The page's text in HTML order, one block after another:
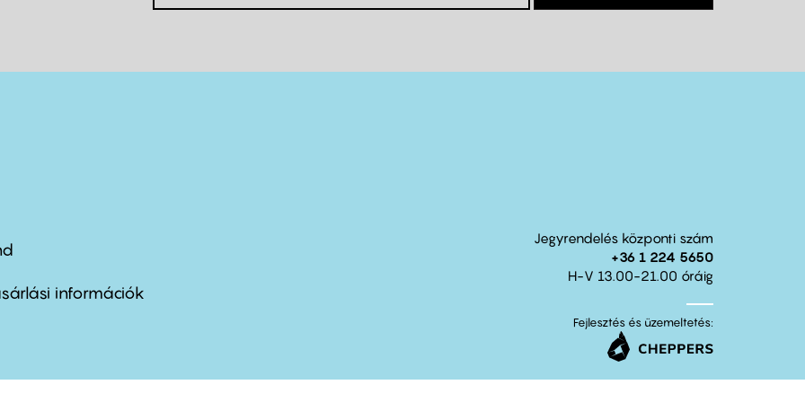
információk
Jegyrendelés központi szám
+36 1 224 5650
H-V 13.00-21.00 óráig
Fejlesztés és üzemeltetés: